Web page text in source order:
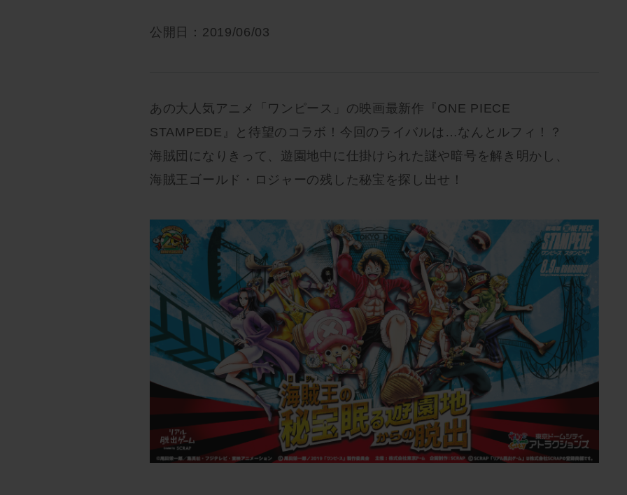
公開日：2019/06/03
あの大人気アニメ「ワンピース」の映画最新作『ONE PIECE
STAMPEDE』と待望のコラボ！今回のライバルは…なんとルフィ！？
海賊団になりきって、遊園地中に仕掛けられた謎や暗号を解き明かし、
海賊王ゴールド・ロジャーの残した秘宝を探し出せ！